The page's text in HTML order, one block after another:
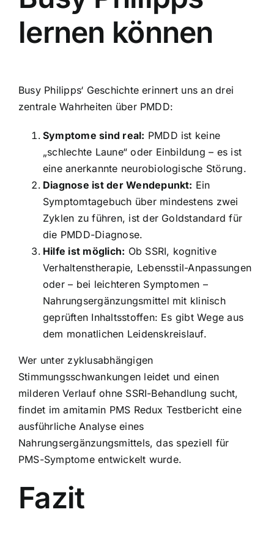
lernen können
Busy Philipps‘ Geschichte erinnert uns an drei
zentrale Wahrheiten über PMDD:
Symptome sind real: PMDD ist keine
„schlechte Laune“ oder Einbildung – es ist
eine anerkannte neurobiologische Störung.
Diagnose ist der Wendepunkt: Ein
Symptomtagebuch über mindestens zwei
Zyklen zu führen, ist der Goldstandard für
die PMDD-Diagnose.
Hilfe ist möglich: Ob SSRI, kognitive
Verhaltenstherapie, Lebensstil-Anpassungen
oder – bei leichteren Symptomen –
Nahrungsergänzungsmittel mit klinisch
geprüften Inhaltsstoffen: Es gibt Wege aus
dem monatlichen Leidenskreislauf.
Wer unter zyklusabhängigen
Stimmungsschwankungen leidet und einen
milderen Verlauf ohne SSRI-Behandlung sucht,
findet imamitamin PMS Redux Testbericht eine
ausführliche Analyse eines
Nahrungsergänzungsmittels, das speziell für
PMS-Symptome entwickelt wurde.
Fazit